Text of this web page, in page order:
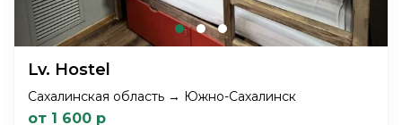
Lv. Hostel
Сахалинская область → Южно-Сахалинск
от 1 600 р